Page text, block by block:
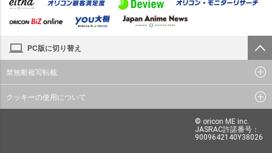
PC版に切り替え
禁無断複写転載
クッキーの使用について
© oricon ME inc.
JASRAC許諾番号：
9009642140Y38026